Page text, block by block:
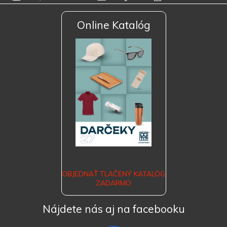
Online Katalóg
OBJEDNAŤ TLAČENÝ KATALÓG
ZADARMO
Nájdete nás aj na facebooku